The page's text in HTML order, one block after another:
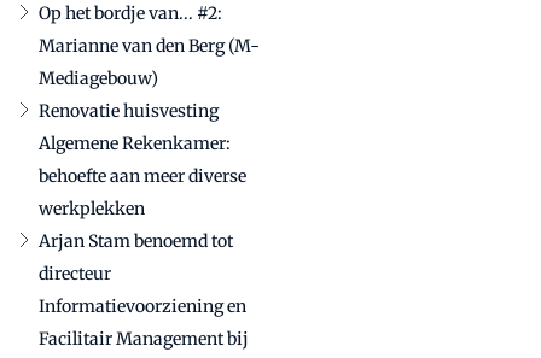
Op het bordje van... #2:
Marianne van den Berg (M-
Mediagebouw)
Renovatie huisvesting
Algemene Rekenkamer:
behoefte aan meer diverse
werkplekken
Arjan Stam benoemd tot
directeur
Informatievoorziening en
Facilitair Management bij